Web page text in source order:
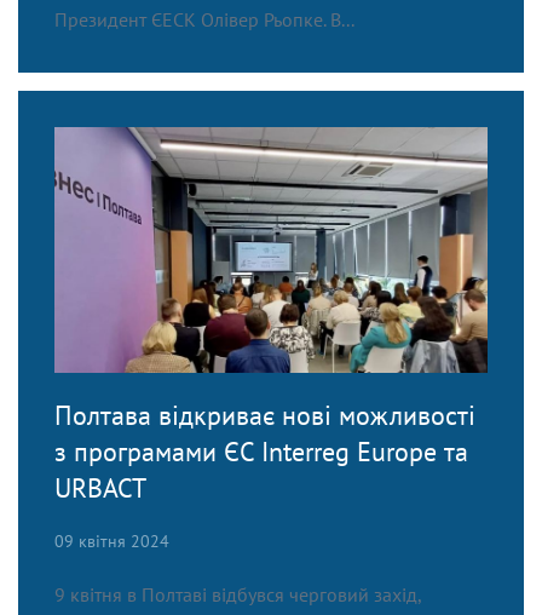
Президент ЄЕСК Олівер Рьопке. В...
Полтава відкриває нові можливості
з програмами ЄС Interreg Europe та
URBACT
09 квітня 2024
9 квітня в Полтаві відбувся черговий захід,